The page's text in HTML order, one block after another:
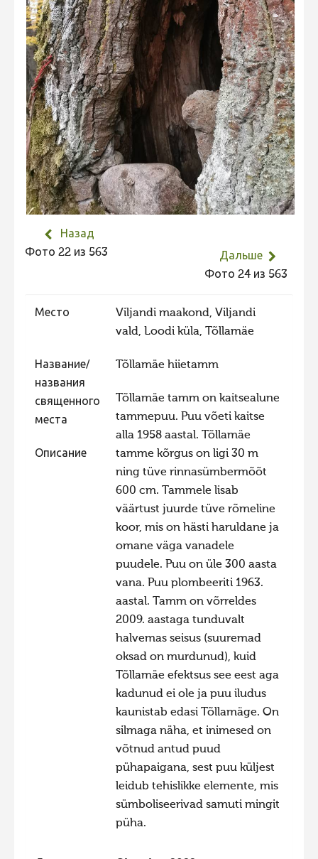
Не учитываются 2023
Видео 2023
Фотоконкурс 2022
Не учитываются 2022
Видео 2022
Фотоконкурс 2021
Видео 2021
Фотоконкурс 2020
Видео 2020
Фотоконкурс 2019
Фотоконкурс 2016
Фотоконкурс 2015
Фотоконкурс 2014
Фотоконкурс 2013
Фотоконкурс 2012
Фотоконкурс 2011
Фотоконкурс 2009
Фотоконкурс 2008
Назад
Фото 22 из 563
Дальше
Фото 24 из 563
Место
Viljandi maakond, Viljandi
vald, Loodi küla, Tõllamäe
Название/
названия
священного
места
Tõllamäe hiietamm
Описание
Tõllamäe tamm on kaitsealune
tammepuu. Puu võeti kaitse
alla 1958 aastal. Tõllamäe
tamme kõrgus on ligi 30 m
ning tüve rinnasümbermõõt
600 cm. Tammele lisab
väärtust juurde tüve rõmeline
koor, mis on hästi haruldane ja
omane väga vanadele
puudele. Puu on üle 300 aasta
vana. Puu plombeeriti 1963.
aastal. Tamm on võrreldes
2009. aastaga tunduvalt
halvemas seisus (suuremad
oksad on murdunud), kuid
Tõllamäe efektsus see eest aga
kadunud ei ole ja puu iludus
kaunistab edasi Tõllamäge. On
silmaga näha, et inimesed on
võtnud antud puud
pühapaigana, sest puu küljest
leidub tehislikke elemente, mis
sümboliseerivad samuti mingit
püha.